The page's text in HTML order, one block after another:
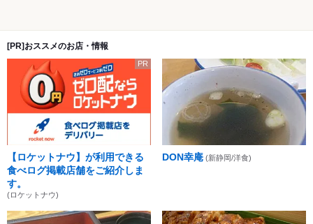
[PR]おススメのお店・情報
PR
【ロケットナウ】が利用できる
食べログ掲載店舗をご紹介しま
す。
(ロケットナウ)
DON幸庵 (新静岡/洋食)